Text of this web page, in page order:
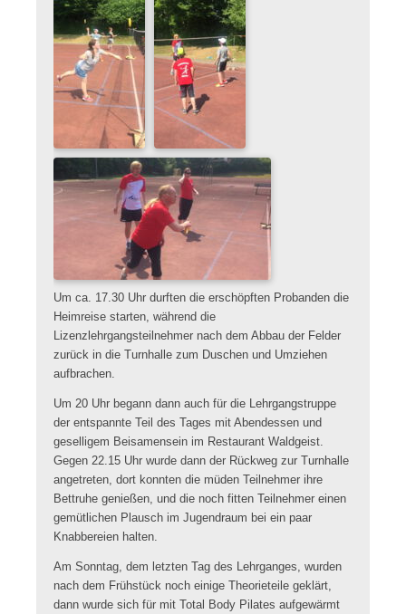
Um ca. 17.30 Uhr durften die erschöpften Probanden die
Heimreise starten, während die
Lizenzlehrgangsteilnehmer nach dem Abbau der Felder
zurück in die Turnhalle zum Duschen und Umziehen
aufbrachen.
Um 20 Uhr begann dann auch für die Lehrgangstruppe
der entspannte Teil des Tages mit Abendessen und
geselligem Beisamensein im Restaurant Waldgeist.
Gegen 22.15 Uhr wurde dann der Rückweg zur Turnhalle
angetreten, dort konnten die müden Teilnehmer ihre
Bettruhe genießen, und die noch fitten Teilnehmer einen
gemütlichen Plausch im Jugendraum bei ein paar
Knabbereien halten.
Am Sonntag, dem letzten Tag des Lehrganges, wurden
nach dem Frühstück noch einige Theorieteile geklärt,
dann wurde sich für mit Total Body Pilates aufgewärmt